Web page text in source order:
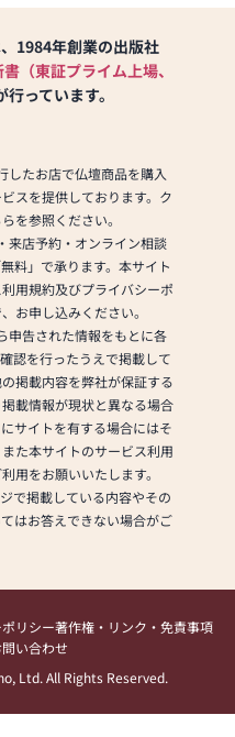
1984年創業の出版社
（東証プライム上場、
行っています。
したお店で仏壇商品を購入
スを提供しております。ク
を参照ください。
来店予約・オンライン相談
料」で承ります。本サイト
用規約及びプライバシーポ
お申し込みください。
申告された情報をもとに各
認を行ったうえで掲載して
掲載内容を弊社が保証する
載情報が現状と異なる場合
サイトを有する場合にはそ
た本サイトのサービス利用
用をお願いいたします。
で掲載している内容やその
はお答えできない場合がご
リシー著作権・リンク・免責事項
い合わせ
Ltd. All Rights Reserved.